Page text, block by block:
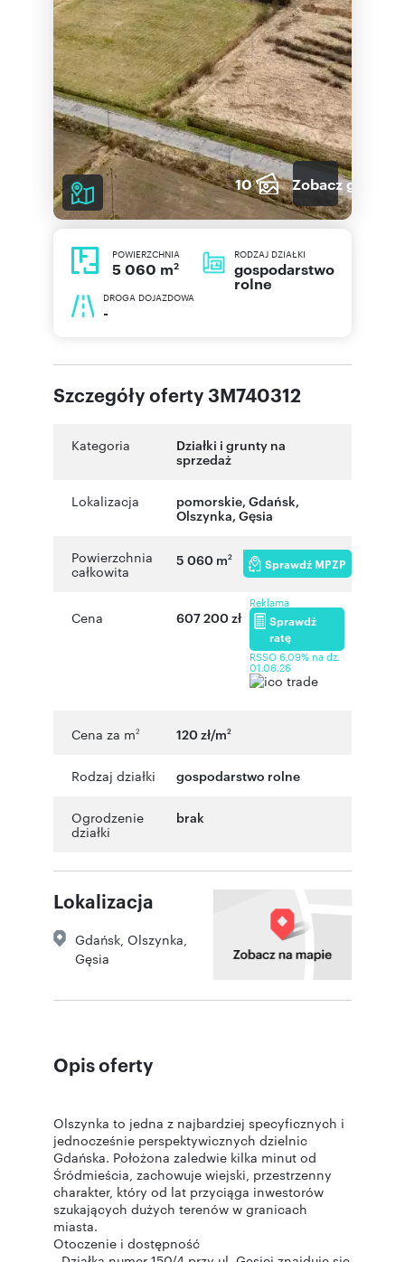
10 Zobacz galerię
POWIERZCHNIA
5 060 m2
RODZAJ DZIAŁKI
gospodarstwo
rolne
DROGA DOJAZDOWA
-
Szczegóły oferty 3M740312
Kategoria
Działki i grunty na
sprzedaż
Lokalizacja pomorskie, Gdańsk,
Olszynka, Gęsia
Powierzchnia
całkowita
5 060 m2 Sprawdź MPZP
Cena 607 200 zł
Reklama
Sprawdź
ratę
RSSO 6,09% na dz.
01.06.26
Cena za m2 120 zł/m2
Rodzaj działki gospodarstwo rolne
Ogrodzenie
działki
brak
Lokalizacja
Gdańsk Olszynka
Gęsia
Opis oferty
Olszynka to jedna z najbardziej specyficznych i
jednocześnie perspektywicznych dzielnic
Gdańska. Położona zaledwie kilka minut od
Śródmieścia, zachowuje wiejski, przestrzenny
charakter, który od lat przyciąga inwestorów
szukających dużych terenów w granicach
miasta.
Otoczenie i dostępność